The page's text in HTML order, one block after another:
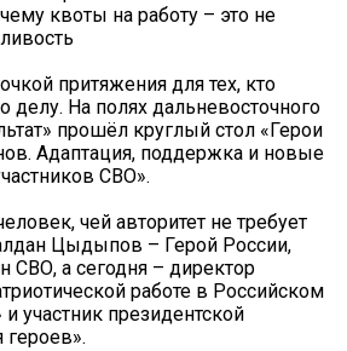
квоты на работу – это не
притяжения для тех, кто
делу. На полях дальневосточного
прошёл круглый стол «Герои
Адаптация, поддержка и новые
СВО».
чей авторитет не требует
Цыдыпов – Герой России,
СВО, а сегодня – директор
работе в Российском
участник президентской